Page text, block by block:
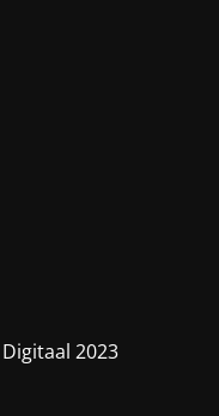
2023